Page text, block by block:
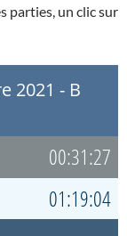
parties, un clic sur